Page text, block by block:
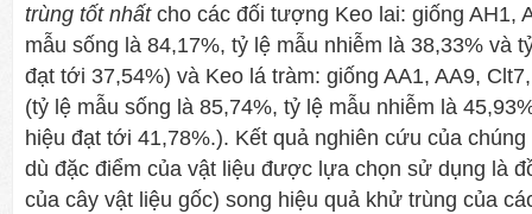
trùng tốt nhấtcho các đối tượng Keo lai: giống AH1,
mẫu sống là 84,17%, tỷ lệ mẫu nhiễm là 38,33% và
đạt tới 37,54%) và Keo lá tràm: giống AA1, AA9,
(tỷ lệ mẫu sống là 85,74%, tỷ lệ mẫu nhiễm là
hiệu đạt tới 41,78%.). Kết quả nghiên cứu của
dù đặc điểm của vật liệu được lựa chọn sử dụng là
của cây vật liệu gốc) song hiệu quả khử trùng của